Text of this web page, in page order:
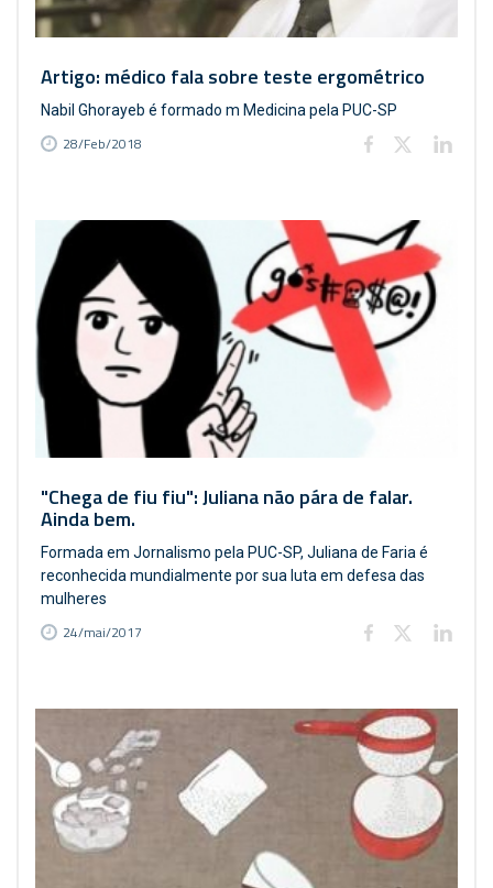
Artigo: médico fala sobre teste ergométrico
Nabil Ghorayeb é formado m Medicina pela PUC-SP
28/Feb/2018
"Chega de fiu fiu": Juliana não pára de falar.
Ainda bem.
Formada em Jornalismo pela PUC-SP, Juliana de Faria é
reconhecida mundialmente por sua luta em defesa das
mulheres
24/mai/2017